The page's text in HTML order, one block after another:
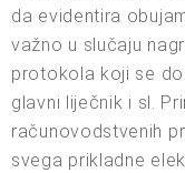
da evidentira
važno u slučaju
protokola koji se
glavni liječnik i sl.
računovodstvenih
svega prikladne